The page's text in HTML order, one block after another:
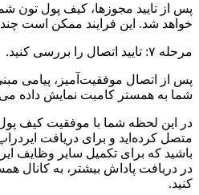
پس از تایید مجوزها، کیف پول تون
خواهد شد. این فرایند ممکن است
مرحله ۷: تایید اتصال را بررسی کنید.
پس از اتصال موفقیت‌آمیز، پیامی
شما به همستر کامبت نمایش داده
در این لحظه شما با موفقیت کیف
متصل کرده‌اید و برای دریافت
باشید که برای تکمیل سایر وظایف
در دریافت پاداش بیشتر، به کانال
کنید.